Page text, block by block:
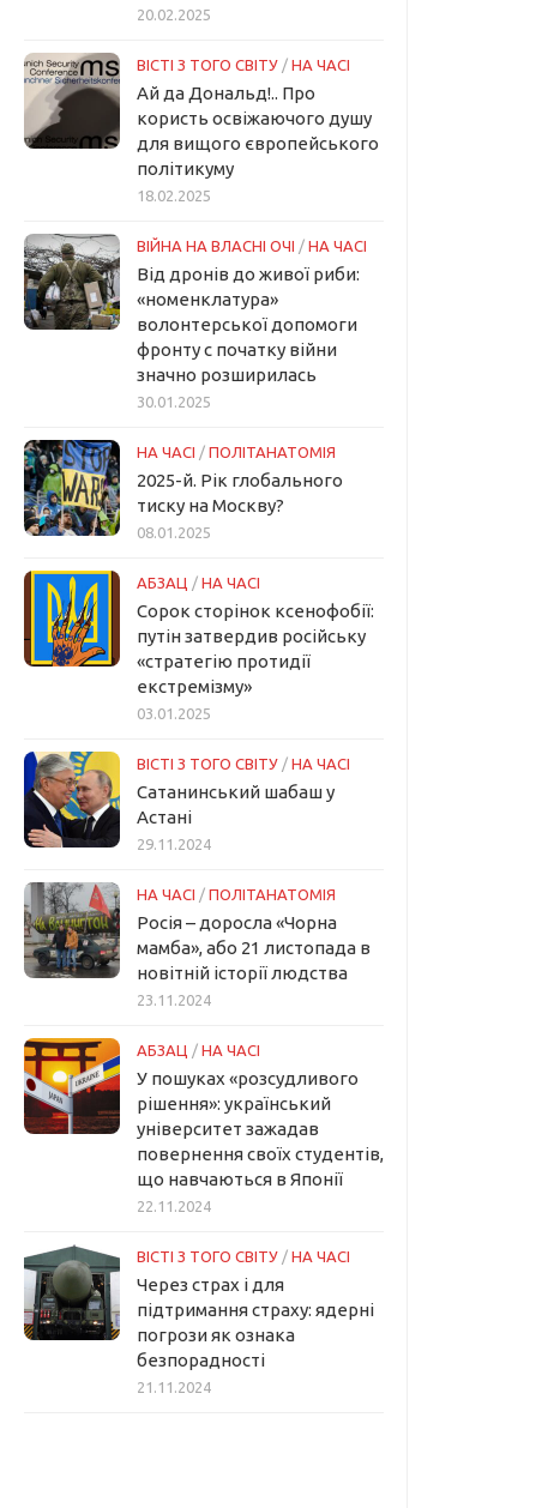
20.02.2025
ВІСТІ З ТОГО СВІТУ / НА ЧАСІ
Ай да Дональд!.. Про
користь освіжаючого душу
для вищого європейського
політикуму
18.02.2025
ВІЙНА НА ВЛАСНІ ОЧІ / НА ЧАСІ
Від дронів до живої риби:
«номенклатура»
волонтерської допомоги
фронту с початку війни
значно розширилась
30.01.2025
НА ЧАСІ / ПОЛІТАНАТОМІЯ
2025-й. Рік глобального
тиску на Москву?
08.01.2025
АБЗАЦ / НА ЧАСІ
Сорок сторінок ксенофобії:
путін затвердив російську
«стратегію протидії
екстремізму»
03.01.2025
ВІСТІ З ТОГО СВІТУ / НА ЧАСІ
Сатанинський шабаш у
Астані
29.11.2024
НА ЧАСІ / ПОЛІТАНАТОМІЯ
Росія – доросла «Чорна
мамба», або 21 листопада в
новітній історії людства
23.11.2024
АБЗАЦ / НА ЧАСІ
У пошуках «розсудливого
рішення»: український
університет зажадав
повернення своїх студентів,
що навчаються в Японії
22.11.2024
ВІСТІ З ТОГО СВІТУ / НА ЧАСІ
Через страх і для
підтримання страху: ядерні
погрози як ознака
безпорадності
21.11.2024